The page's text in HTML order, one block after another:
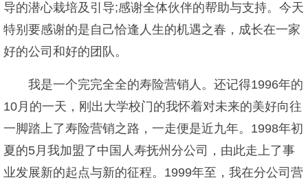
导的潜心栽培及引导;感谢全体伙伴的帮助与支持。今天
特别要感谢的是自己恰逢人生的机遇之春，成长在一家
好的公司和好的团队。
我是一个完完全全的寿险营销人。还记得1996年的
10月的一天，刚出大学校门的我怀着对未来的美好向往
一脚踏上了寿险营销之路，一走便是近九年。1998年初
夏的5月我加盟了中国人寿抚州分公司，由此走上了事
业发展新的起点与新的征程。1999年至，我在分公司营